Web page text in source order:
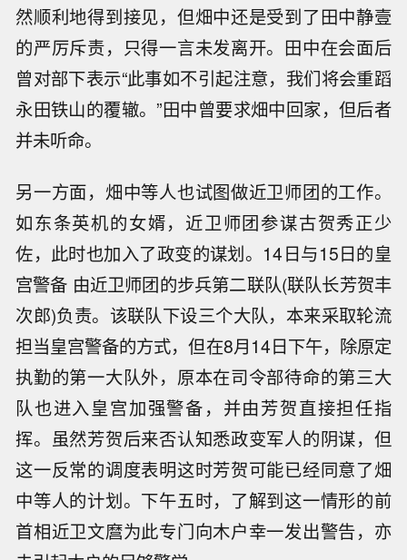
然顺利地得到接见，但畑中还是受到了田中静壹
的严厉斥责，只得一言未发离开。田中在会面后
曾对部下表示“此事如不引起注意，我们将会重蹈
永田铁山的覆辙。”田中曾要求畑中回家，但后者
并未听命。
另一方面，畑中等人也试图做近卫师团的工作。
如东条英机的女婿，近卫师团参谋古贺秀正少
佐，此时也加入了政变的谋划。14日与15日的皇
宫警备 由近卫师团的步兵第二联队(联队长芳贺丰
次郎)负责。该联队下设三个大队，本来采取轮流
担当皇宫警备的方式，但在8月14日下午，除原定
执勤的第一大队外，原本在司令部待命的第三大
队也进入皇宫加强警备，并由芳贺直接担任指
挥。虽然芳贺后来否认知悉政变军人的阴谋，但
这一反常的调度表明这时芳贺可能已经同意了畑
中等人的计划。下午五时，了解到这一情形的前
首相近卫文麿为此专门向木户幸一发出警告，亦